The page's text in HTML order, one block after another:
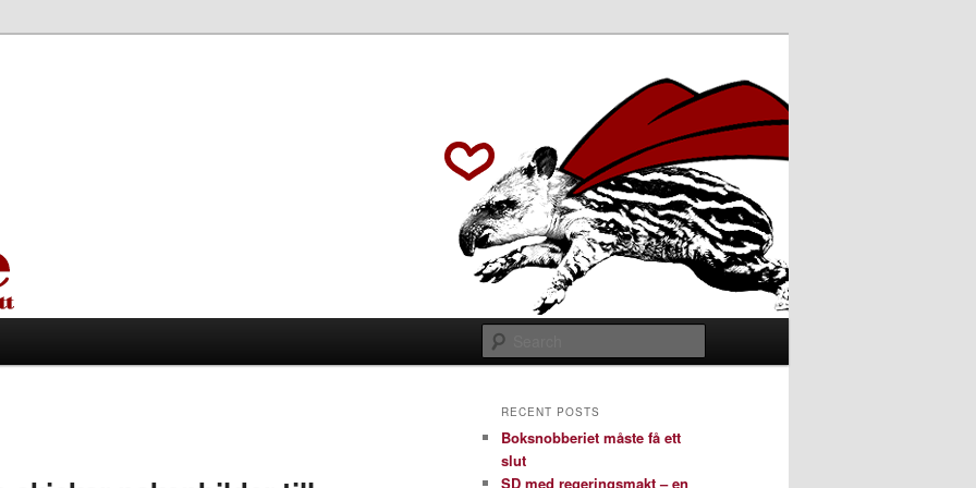
RECENT POSTS
Boksnobberiet måste få ett
slut
SD med regeringsmakt – en